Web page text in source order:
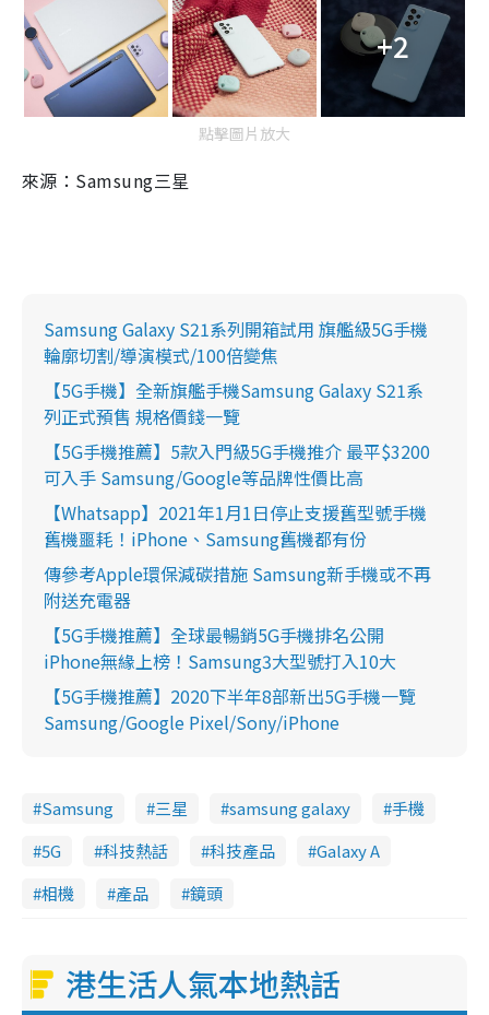
+2
點擊圖片放大
來源：Samsung三星
Samsung Galaxy S21系列開箱試用 旗艦級5G手機
輪廓切割/導演模式/100倍變焦
【5G手機】全新旗艦手機Samsung Galaxy S21系
列正式預售 規格價錢一覽
【5G手機推薦】5款入門級5G手機推介 最平$3200
可入手 Samsung/Google等品牌性價比高
【Whatsapp】2021年1月1日停止支援舊型號手機
舊機噩耗！iPhone、Samsung舊機都有份
傳參考Apple環保減碳措施 Samsung新手機或不再
附送充電器
【5G手機推薦】全球最暢銷5G手機排名公開
iPhone無緣上榜！Samsung3大型號打入10大
【5G手機推薦】2020下半年8部新出5G手機一覽
Samsung/Google Pixel/Sony/iPhone
Samsung 三星 samsung galaxy
手機
5G
科技熱話 科技產品
Galaxy A
相機
產品 鏡頭
港生活人氣本地熱話